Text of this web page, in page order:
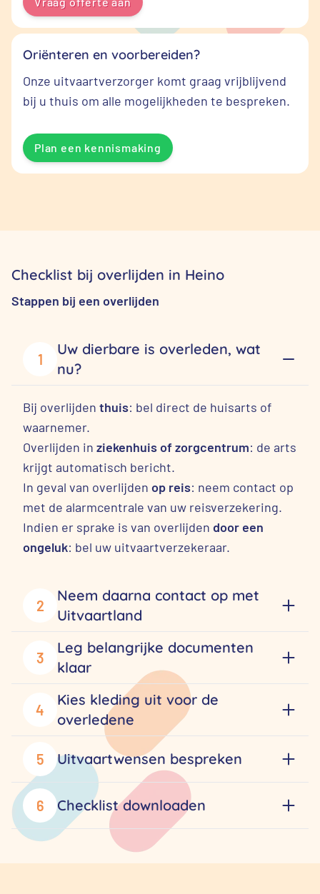
Oriënteren en voorbereiden?
Onze uitvaartverzorger komt graag vrijblijvend
bij u thuis om alle mogelijkheden te bespreken.
Plan een kennismaking
Checklist bij overlijden in Heino
Stappen bij een overlijden
1
Uw dierbare is overleden, wat
nu?
Bij overlijden thuis: bel direct de huisarts of
waarnemer.
Overlijden in ziekenhuis of zorgcentrum: de arts
krijgt automatisch bericht.
In geval van overlijden op reis: neem contact op
met de alarmcentrale van uw reisverzekering.
Indien er sprake is van overlijden door een
ongeluk: bel uw uitvaartverzekeraar.
2
Neem daarna contact op met
Uitvaartland
3
Leg belangrijke documenten
klaar
4
Kies kleding uit voor de
overledene
5 Uitvaartwensen bespreken
6 Checklist downloaden